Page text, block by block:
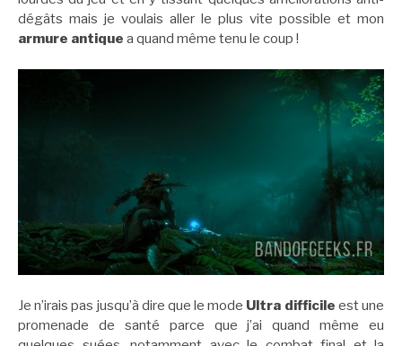
dégâts mais je voulais aller le plus vite possible et mon
armure antique a quand même tenu le coup !
Je n’irais pas jusqu’à dire que le mode Ultra difficile est une
promenade de santé parce que j’ai quand même eu